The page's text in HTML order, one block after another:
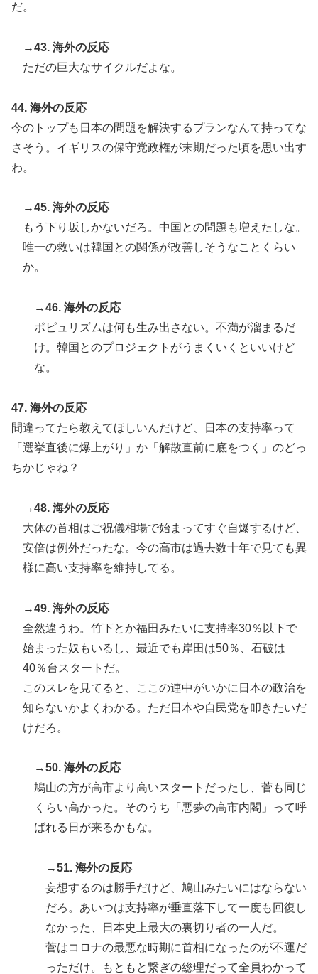
だ。
→43. 海外の反応
ただの巨大なサイクルだよな。
44. 海外の反応
今のトップも日本の問題を解決するプランなんて持ってな
さそう。イギリスの保守党政権が末期だった頃を思い出す
わ。
→45. 海外の反応
もう下り坂しかないだろ。中国との問題も増えたしな。
唯一の救いは韓国との関係が改善しそうなことくらい
か。
→46. 海外の反応
ポピュリズムは何も生み出さない。不満が溜まるだ
け。韓国とのプロジェクトがうまくいくといいけど
な。
47. 海外の反応
間違ってたら教えてほしいんだけど、日本の支持率って
「選挙直後に爆上がり」か「解散直前に底をつく」のどっ
ちかじゃね？
→48. 海外の反応
大体の首相はご祝儀相場で始まってすぐ自爆するけど、
安倍は例外だったな。今の高市は過去数十年で見ても異
様に高い支持率を維持してる。
→49. 海外の反応
全然違うわ。竹下とか福田みたいに支持率30％以下で
始まった奴もいるし、最近でも岸田は50％、石破は
40％台スタートだ。
このスレを見てると、ここの連中がいかに日本の政治を
知らないかよくわかる。ただ日本や自民党を叩きたいだ
けだろ。
→50. 海外の反応
鳩山の方が高市より高いスタートだったし、菅も同じ
くらい高かった。そのうち「悪夢の高市内閣」って呼
ばれる日が来るかもな。
→51. 海外の反応
妄想するのは勝手だけど、鳩山みたいにはならない
だろ。あいつは支持率が垂直落下して一度も回復し
なかった、日本史上最大の裏切り者の一人だ。
菅はコロナの最悪な時期に首相になったのが不運だ
っただけ。もともと繋ぎの総理だって全員わかって